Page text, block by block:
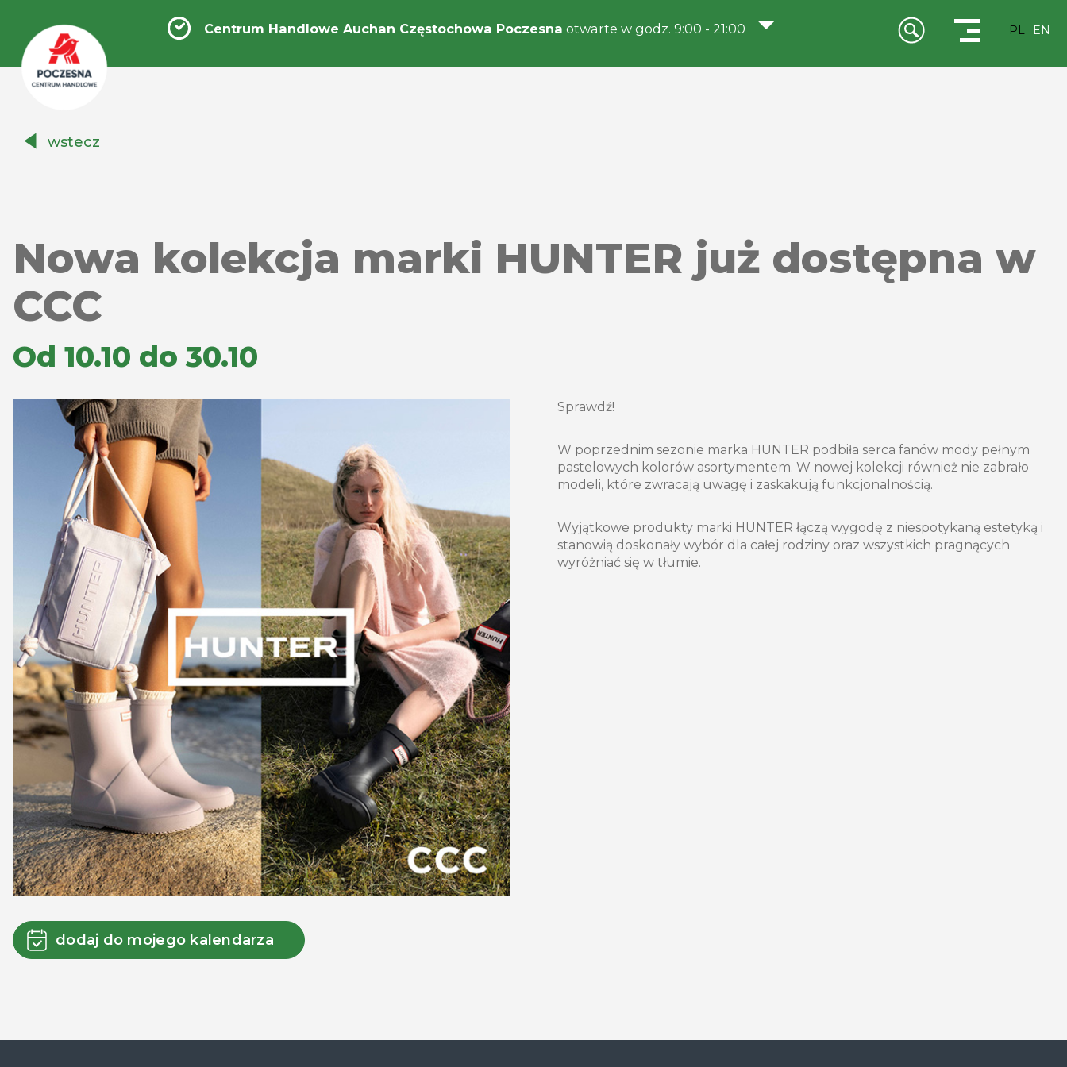
Handlowe
Centrum Handlowe Auchan Częstochowa Poczesna otwarte w godz. 9:00 - 21:00 PL EN
wstecz
Nowa kolekcja marki HUNTER już dostępna w
CCC
Od 10.10 do 30.10
dodaj do mojego kalendarza
Sprawdź!
W poprzednim sezonie marka HUNTER podbiła serca fanów mody pełnym
pastelowych kolorów asortymentem. W nowej kolekcji również nie zabrało
modeli, które zwracają uwagę i zaskakują funkcjonalnością.
Wyjątkowe produkty marki HUNTER łączą wygodę z niespotykaną estetyką i
stanowią doskonały wybór dla całej rodziny oraz wszystkich pragnących
wyróżniać się w tłumie.